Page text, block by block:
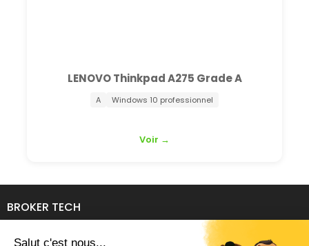
LENOVO Thinkpad A275 Grade A
A Windows 10 professionnel
Voir →
BROKER TECH
134 Avenue de l'Industrie